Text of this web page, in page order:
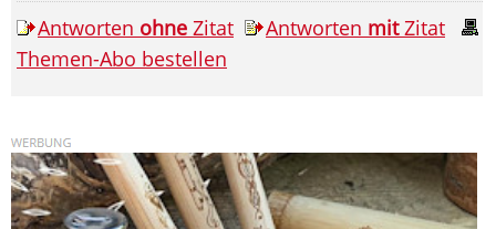
Antworten ohne Zitat Antworten mitZitat
Themen-Abo bestellen